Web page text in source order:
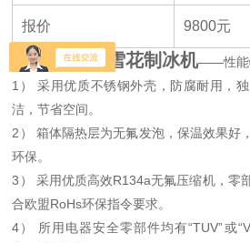
报价 9800元
科誉IMS-30雪花制冰机——性能
1） 采用优质不锈钢外壳，防腐耐用，
洁，节省空间。
2） 箱体隔热层为无氟发泡，保温效果好
环保。
3） 采用优质高效R134a无氟压缩机，零
合欧盟RoHs环保指令要求。
4） 所用电器安全零部件均有“TUV”或